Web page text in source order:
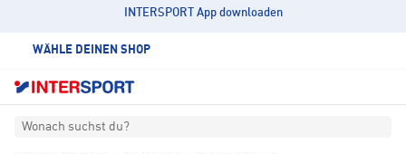
INTERSPORT App downloaden
WÄHLE DEINEN SHOP
Wonach suchst du?